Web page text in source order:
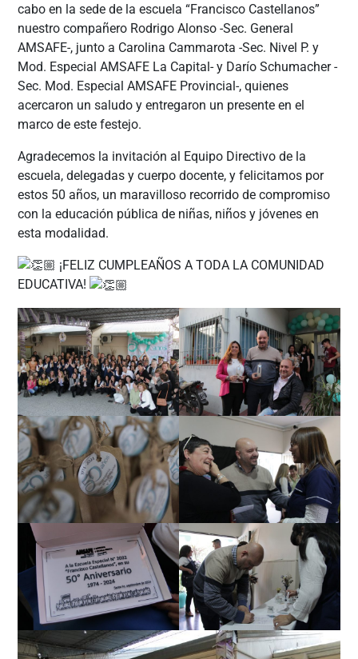
cabo en la sede de la escuela“Francisco Castellanos”
nuestro compañero Rodrigo Alonso -Sec. General
AMSAFE-, junto a Carolina Cammarota -Sec. Nivel P. y
Mod. Especial AMSAFE La Capital- y Darío Schumacher -
Sec. Mod. Especial AMSAFE Provincial-, quienes
acercaron un saludo y entregaron un presente en el
marco de este festejo.
Agradecemos la invitación al Equipo Directivo de la
escuela, delegadas y cuerpo docente, y felicitamos por
estos 50 años, un maravilloso recorrido de compromiso
con la educación pública de niñas, niños y jóvenes en
esta modalidad.
¡FELIZ CUMPLEAÑOS A TODA LA COMUNIDAD
EDUCATIVA!